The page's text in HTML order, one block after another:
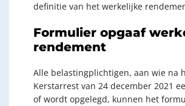
definitie van het werkelijke
Formulier opgaaf
rendement
Alle belastingplichtigen, aan wie na
Kerstarrest van 24 december 2021
of wordt opgelegd, kunnen het